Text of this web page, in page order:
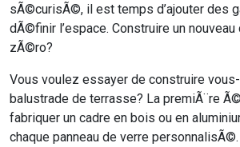
sÃ©curisÃ©, il est temps d’ajouter des
dÃ©finir l’espace. Construire un
zÃ©ro?
Vous voulez essayer de construire
balustrade de terrasse? La premiÃ¨re
fabriquer un cadre en bois ou en
chaque panneau de verre